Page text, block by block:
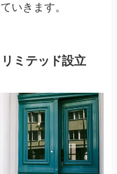
いきます。
ミテッド設立